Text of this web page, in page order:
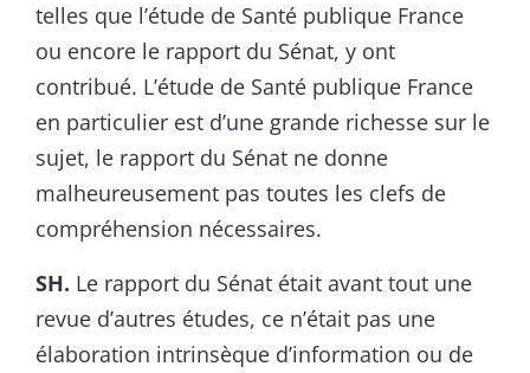
telles que l’étude de Santé publique France
ou encore le rapport du Sénat, y ont
contribué. L’étude de Santé publique France
en particulier est d’une grande richesse sur le
sujet, le rapport du Sénat ne donne
malheureusement pas toutes les clefs de
compréhension nécessaires.
SH. Le rapport du Sénat était avant tout une
revue d’autres études, ce n’était pas une
élaboration intrinsèque d’information ou de